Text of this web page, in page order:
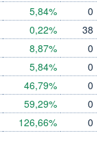
5,84%
0,22%
8,87%
5,84%
46,79%
59,29%
126,66%
0
38
0
0
0
0
0